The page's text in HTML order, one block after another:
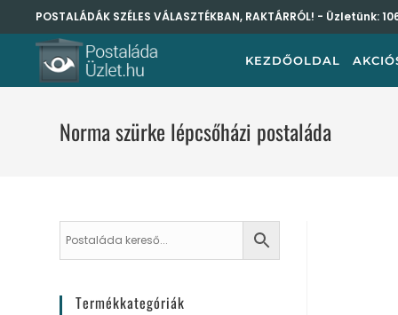
POSTALÁDÁK SZÉLES VÁLASZTÉKBAN, RAKTÁRRÓL! - Üzletünk:
KEZDŐOLDAL
Norma szürke lépcsőházi postaláda
Termékkategóriák